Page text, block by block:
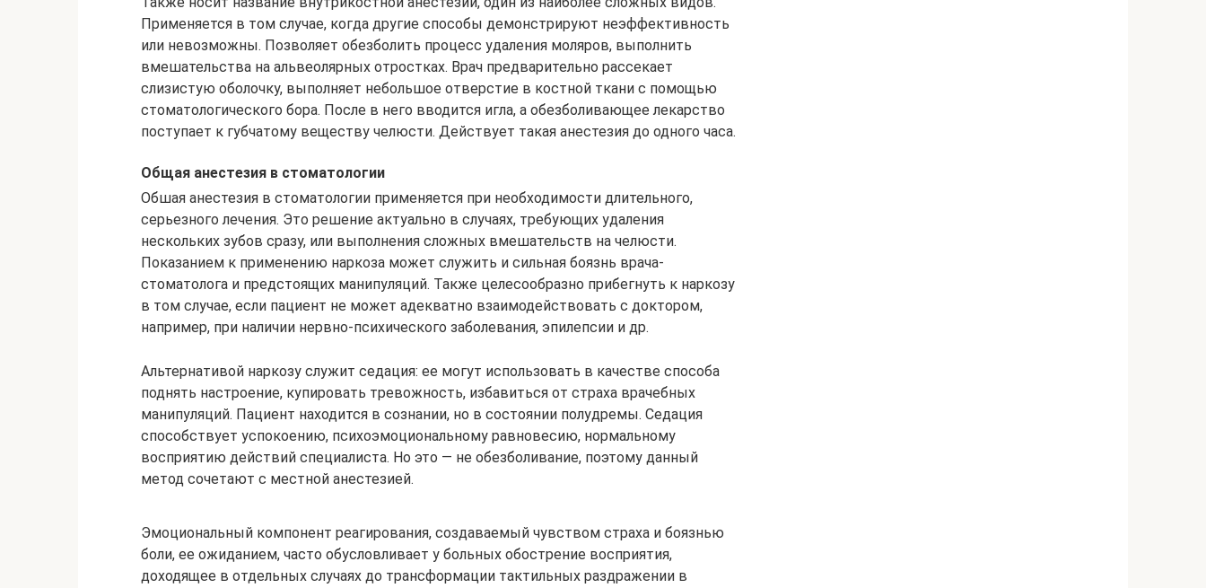
Применяется в том случае, когда другие способы демонстрируют неэффективность
или невозможны. Позволяет обезболить процесс удаления моляров, выполнить
вмешательства на альвеолярных отростках. Врач предварительно рассекает
слизистую оболочку, выполняет небольшое отверстие в костной ткани с помощью
стоматологического бора. После в него вводится игла, а обезболивающее лекарство
поступает к губчатому веществу челюсти. Действует такая анестезия до одного часа.
Общая анестезия в стоматологии
Обшая анестезия в стоматологии применяется при необходимости длительного,
серьезного лечения. Это решение актуально в случаях, требующих удаления
нескольких зубов сразу, или выполнения сложных вмешательств на челюсти.
Показанием к применению наркоза может служить и сильная боязнь врача-
стоматолога и предстоящих манипуляций. Также целесообразно прибегнуть к наркозу
в том случае, если пациент не может адекватно взаимодействовать с доктором,
например, при наличии нервно-психического заболевания, эпилепсии и др.
Альтернативой наркозу служит седация: ее могут использовать в качестве способа
поднять настроение, купировать тревожность, избавиться от страха врачебных
манипуляций. Пациент находится в сознании, но в состоянии полудремы. Седация
способствует успокоению, психоэмоциональному равновесию, нормальному
восприятию действий специалиста. Но это — не обезболивание, поэтому данный
метод сочетают с местной анестезией.
Эмоциональный компонент реагирования, создаваемый чувством страха и боязнью
боли, ее ожиданием, часто обусловливает у больных обострение восприятия,
доходящее в отдельных случаях до трансформации тактильных раздражении в